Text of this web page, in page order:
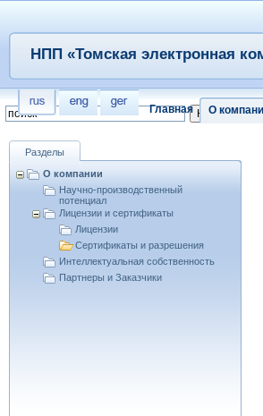
Главная О
НПП «Томская электронная
Разделы
О компании
Научно-производственный
потенциал
Лицензии и сертификаты
Лицензии
Сертификаты и разрешения
Интеллектуальная собственность
Партнеры и Заказчики